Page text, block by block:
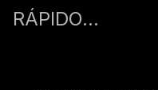
RÁPIDO...